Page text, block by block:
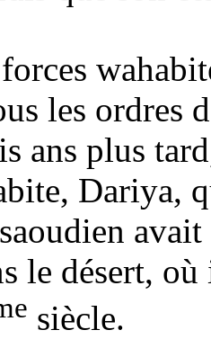
les ordres
ans plus
, Dariya,
le désert,
siècle.